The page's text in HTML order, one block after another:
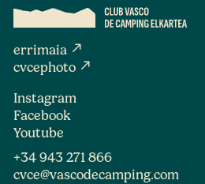
errimaia north_east
cvcephoto north_east
Instagram
Facebook
Youtube
+34 943 271 866
cvce@vascodecamping.com